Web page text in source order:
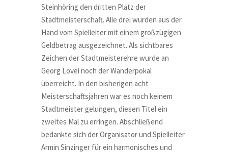
Steinhöring den dritten Platz der
Stadtmeisterschaft. Alle drei wurden aus der
Hand vom Spielleiter mit einem großzügigen
Geldbetrag ausgezeichnet. Als sichtbares
Zeichen der Stadtmeisterehre wurde an
Georg Lovei noch der Wanderpokal
überreicht. In den bisherigen acht
Meisterschaftsjahren war es noch keinem
Stadtmeister gelungen, diesen Titel ein
zweites Mal zu erringen. Abschließend
bedankte sich der Organisator und Spielleiter
Armin Sinzinger für ein harmonisches und